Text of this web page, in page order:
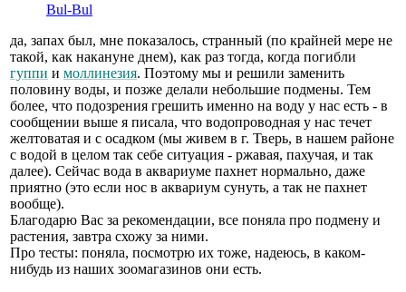
Bul-Bul
да, запах был, мне показалось, странный (по крайней мере не
такой, как накануне днем), как раз тогда, когда погибли
гуппи и моллинезия. Поэтому мы и решили заменить
половину воды, и позже делали небольшие подмены. Тем
более, что подозрения грешить именно на воду у нас есть - в
сообщении выше я писала, что водопроводная у нас течет
желтоватая и с осадком (мы живем в г. Тверь, в нашем районе
с водой в целом так себе ситуация - ржавая, пахучая, и так
далее). Сейчас вода в аквариуме пахнет нормально, даже
приятно (это если нос в аквариум сунуть, а так не пахнет
вообще).
Благодарю Вас за рекомендации, все поняла про подмену и
растения, завтра схожу за ними.
Про тесты: поняла, посмотрю их тоже, надеюсь, в каком-
нибудь из наших зоомагазинов они есть.